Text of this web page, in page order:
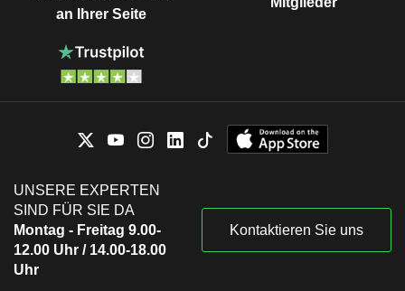
an Ihrer Seite
UNSERE EXPERTEN
SIND FÜR SIE DA
Montag - Freitag 9.00-
12.00 Uhr / 14.00-18.00
Uhr
Kontaktieren Sie uns